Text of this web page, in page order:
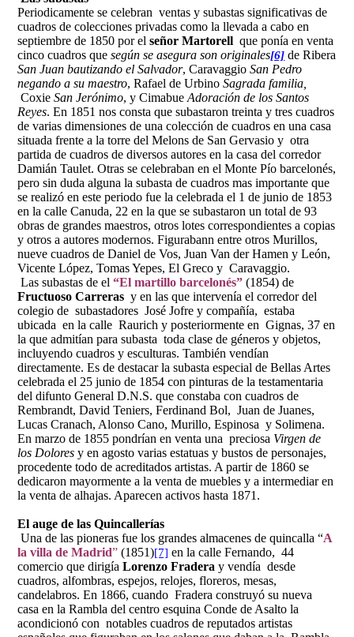
Periodicamente se celebran ventas y subastas significativas de
cuadros de colecciones privadas como la llevada a cabo en
septiembre de 1850 por elseñor Martorell que ponía en venta
cinco cuadros quesegún se asegura son originales[6] de Ribera
San Juan bautizando el Salvador, CaravaggioSan Pedro
negando a su maestro, Rafael de UrbinoSagrada familia,
CoxieSan Jerónimo, y CimabueAdoración de los Santos
Reyes. En 1851 nos consta que subastaron treinta y tres cuadros
de varias dimensiones de una colección de cuadros en una casa
situada frente a la torre del Melons de San Gervasio y otra
partida de cuadros de diversos autores en la casa del corredor
Damián Taulet. Otras se celebraban en el Monte Pío barcelonés,
pero sin duda alguna la subasta de cuadros mas importante que
se realizó en este periodo fue la celebrada el 1 de junio de 1853
en la calle Canuda, 22 en la que se subastaron un total de 93
obras de grandes maestros, otros lotes correspondientes a copias
y otros a autores modernos. Figurabann entre otros Murillos,
nueve cuadros de Daniel de Vos, Juan Van der Hamen y León,
Vicente López, Tomas Yepes, El Greco y Caravaggio.
Las subastas de el“El martillo barcelonés” (1854) de
Fructuoso Carreras y en las que intervenía el corredor del
colegio de subastadores José Jofre y compañía, estaba
ubicada en la calle Raurich y posteriormente en Gignas, 37 en
la que admitían para subasta toda clase de géneros y objetos,
incluyendo cuadros y esculturas. También vendían
directamente. Es de destacar la subasta especial de Bellas Artes
celebrada el 25 junio de 1854 con pinturas de la testamentaria
del difunto General D.N.S. que constaba con cuadros de
Rembrandt, David Teniers, Ferdinand Bol, Juan de Juanes,
Lucas Cranach, Alonso Cano, Murillo, Espinosa y Solimena.
En marzo de 1855 pondrían en venta una preciosa Virgen de
los Dolores y en agosto varias estatuas y bustos de personajes,
procedente todo de acreditados artistas. A partir de 1860 se
dedicaron mayormente a la venta de muebles y a intermediar en
la venta de alhajas. Aparecen activos hasta 1871.
El auge de las Quincallerías
Una de las pioneras fue los grandes almacenes de quincalla “A
la villa de Madrid” (1851)[7] en la calle Fernando, 44
comercio que dirigíaLorenzo Fradera y vendía desde
cuadros, alfombras, espejos, relojes, floreros, mesas,
candelabros. En 1866, cuando Fradera construyó su nueva
casa en la Rambla del centro esquina Conde de Asalto la
acondicionó con notables cuadros de reputados artistas